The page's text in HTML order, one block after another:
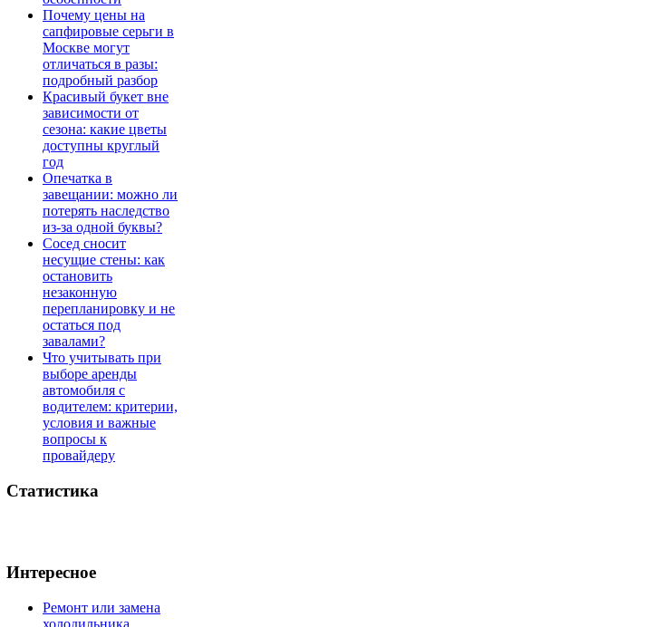
Почему цены на
сапфировые серьги в
Москве могут
отличаться в разы:
подробный разбор
Красивый букет вне
зависимости от
сезона: какие цветы
доступны круглый
год
Опечатка в
завещании: можно ли
потерять наследство
из-за одной буквы?
Сосед сносит
несущие стены: как
остановить
незаконную
перепланировку и не
остаться под
завалами?
Что учитывать при
выборе аренды
автомобиля с
водителем: критерии,
условия и важные
вопросы к
провайдеру
Статистика
Интересное
Ремонт или замена